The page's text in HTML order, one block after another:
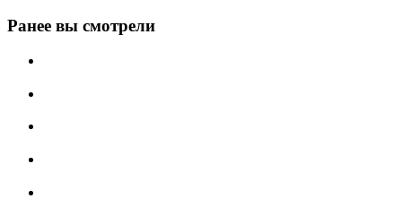
Ранее вы смотрели